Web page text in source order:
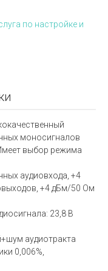
по настройке и
моносигналов
выбор режима
аудиовхода, +4
+4 дБм/50 Ом
23,8 В
аудиотракта
0,006%,